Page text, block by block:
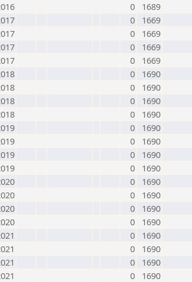
0
1689
0
1669
0
1669
0
1669
0
1669
0
1690
0
1690
0
1690
0
1690
0
1690
0
1690
0
1690
0
1690
0
1690
0
1690
0
1690
0
1690
0
1690
0
1690
0
1690
0
1690